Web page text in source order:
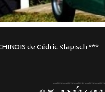
de Cédric Klapisch ***